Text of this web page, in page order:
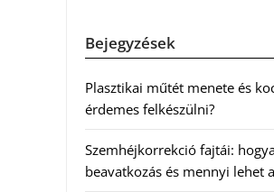
Bejegyzések
Plasztikai műtét menete és
érdemes felkészülni?
Szemhéjkorrekció fajtái:
beavatkozás és mennyi lehet